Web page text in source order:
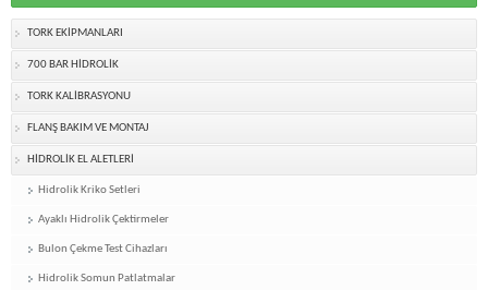
TORK EKİPMANLARI
700 BAR HİDROLİK
TORK KALİBRASYONU
FLANŞ BAKIM VE MONTAJ
HİDROLİK EL ALETLERİ
Hidrolik Kriko Setleri
Ayaklı Hidrolik Çektirmeler
Bulon Çekme Test Cihazları
Hidrolik Somun Patlatmalar